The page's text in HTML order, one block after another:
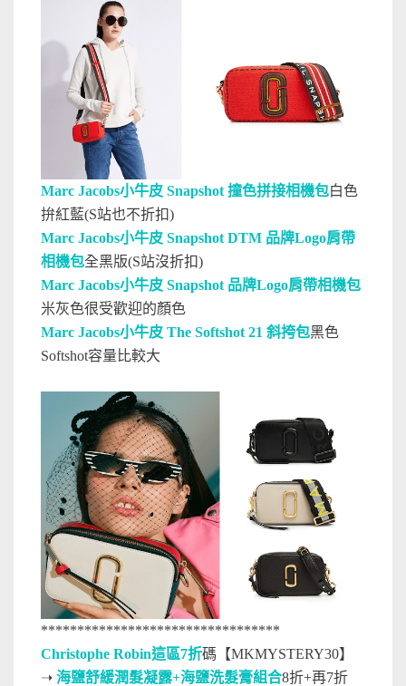
Marc Jacobs小牛皮 Snapshot 撞色拼接相機包白色
拚紅藍(S站也不折扣)
Marc Jacobs小牛皮 Snapshot DTM 品牌Logo肩帶
相機包全黑版(S站沒折扣)
Marc Jacobs小牛皮 Snapshot 品牌Logo肩帶相機包
米灰色很受歡迎的顏色
Marc Jacobs小牛皮 The Softshot 21 斜挎包黑色
Softshot容量比較大
*********************************
Christophe Robin這區7折碼【MKMYSTERY30】
➝ 海鹽舒緩潤髮凝露+海鹽洗髮膏組合8折+再7折